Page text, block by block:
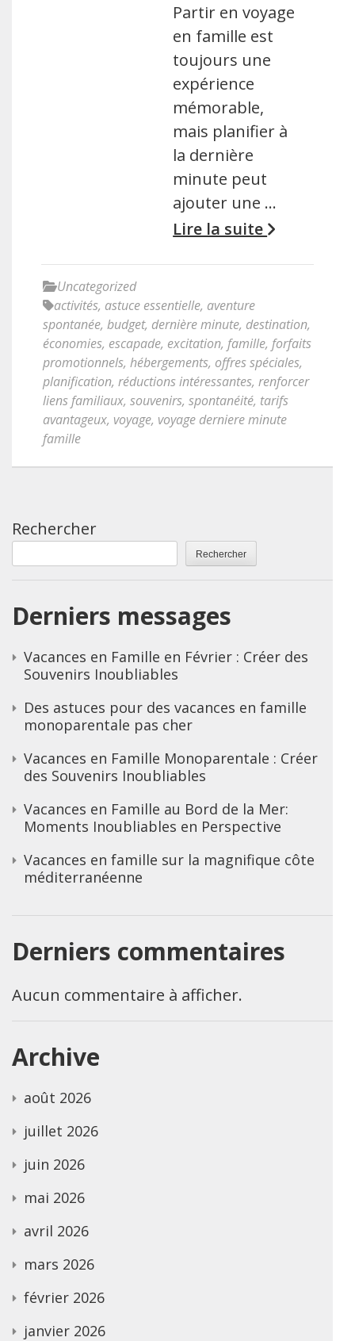
Partir en voyage
en famille est
toujours une
expérience
mémorable,
mais planifier à
la dernière
minute peut
ajouter une …
Lire la suite
Uncategorized
activités, astuce essentielle, aventure
spontanée, budget, dernière minute, destination,
économies, escapade, excitation, famille, forfaits
promotionnels, hébergements, offres spéciales,
planification, réductions intéressantes, renforcer
liens familiaux, souvenirs, spontanéité, tarifs
avantageux, voyage, voyage derniere minute
famille
Rechercher
Rechercher
Derniers messages
Vacances en Famille en Février : Créer des
Souvenirs Inoubliables
Des astuces pour des vacances en famille
monoparentale pas cher
Vacances en Famille Monoparentale : Créer
des Souvenirs Inoubliables
Vacances en Famille au Bord de la Mer:
Moments Inoubliables en Perspective
Vacances en famille sur la magnifique côte
méditerranéenne
Derniers commentaires
Aucun commentaire à afficher.
Archive
août 2026
juillet 2026
juin 2026
mai 2026
avril 2026
mars 2026
février 2026
janvier 2026